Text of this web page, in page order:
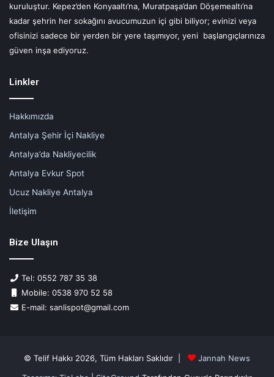
kuruluştur. Kepez’den Konyaaltı’na, Muratpaşa’dan Döşemealtı’na
kadar şehrin her sokağını avucumuzun içi gibi biliyor; evinizi veya
ofisinizi sadece bir yerden bir yere taşımıyor, yeni başlangıçlarınıza
güven inşa ediyoruz.
Linkler
Hakkımızda
Antalya Şehir İçi Nakliye
Antalya’da Nakliyecilik
Antalya Evkur Spot
Ucuz Nakliye Antalya
İletişim
Bize Ulaşın
Tel: 0552 787 35 38
Mobile: 0538 970 52 58
E-mail: sanlispot@gmail.com
© Telif Hakkı 2026, Tüm Hakları Saklıdır |
Jannah News